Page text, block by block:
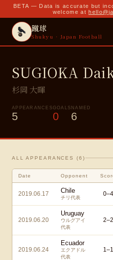
BETA — Data is accurate but
welcome at
蹴球
Shukyu · Japan Football
SUGIOKA
杉岡 大暉
APPEARANCES
5
GOALS
0
NAMED
6
ALL APPEARANCES (6 )
Date Opponent
2019.06.17 Chile
チリ代表
0–4
2019.06.20
Uruguay
ウルグアイ
代表
2–2
2019.06.24
Ecuador
エクアドル
代表
1–1